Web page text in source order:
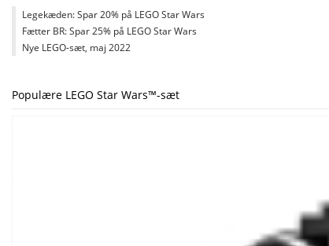
Legekæden: Spar 20% på LEGO Star Wars
Fætter BR: Spar 25% på LEGO Star Wars
Nye LEGO-sæt, maj 2022
Populære LEGO Star Wars™-sæt